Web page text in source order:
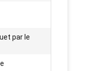
par le